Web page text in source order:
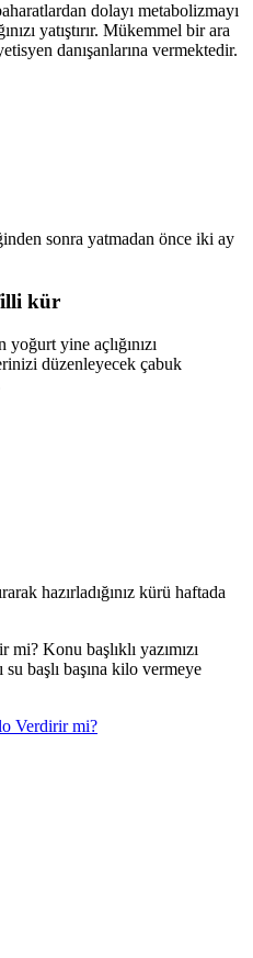
dolayı metabolizmayı
yatıştırır. Mükemmel bir ara
danışanlarına vermektedir.
sonra yatmadan önce iki ay
kür
yine açlığınızı
düzenleyecek çabuk
hazırladığınız kürü haftada
Konu başlıklı yazımızı
su başlı başına kilo vermeye
Verdirir mi?